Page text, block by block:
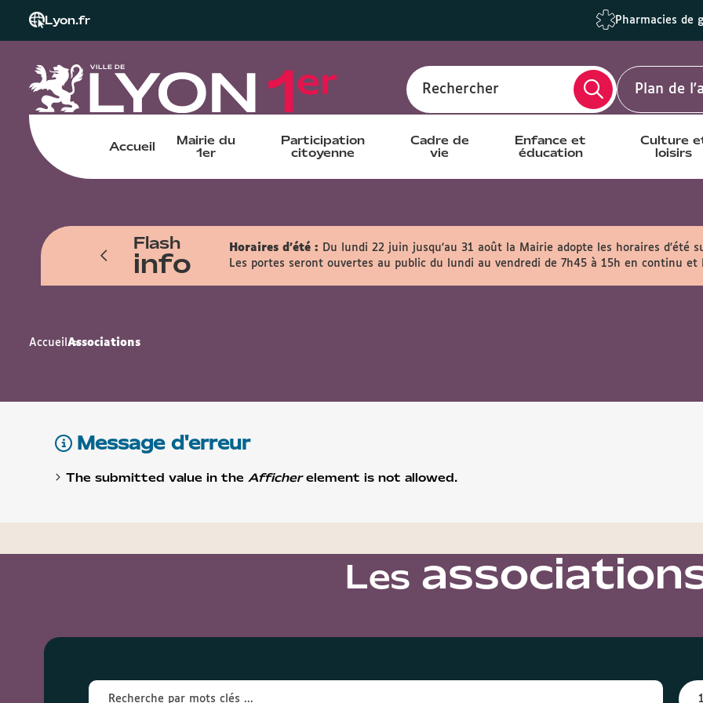
Lyon.fr Pharmacies de
Rechercher Plan de
Accueil
Mairie du
1er
Participation
citoyenne
Cadre de
vie
Enfance et
éducation
Culture
loisirs
Flash
info
sur les dates des : 1er, 8, 15 et 22 Horaires d'été :
Du lundi 22 juin jusqu'au 31 août la Mairie adopte les horaires d'été
Les portes seront ouvertes au public du lundi au vendredi de 7h45 à 15h en continu et
Accueil Associations
Message d'erreur
The submitted value in the Afficherelement is not allowed.
Les